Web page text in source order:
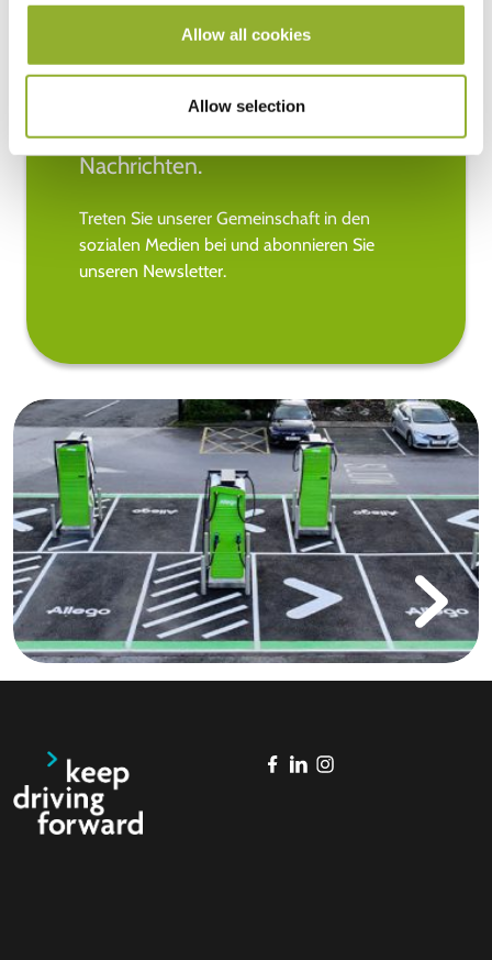
Allow all cookies
Allow selection
Bleiben Sie auf dem Laufenden
über die neuesten EV-
Nachrichten.
Treten Sie unserer Gemeinschaft in den
sozialen Medien bei und abonnieren Sie
unseren Newsletter.